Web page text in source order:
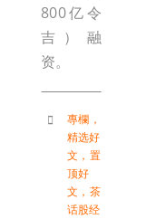
800亿令
吉）融
资。
專欄 ，
精选好
文 ， 置
顶好
文 ， 茶
话股经